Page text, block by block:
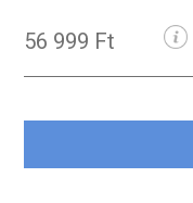
56 999 Ft